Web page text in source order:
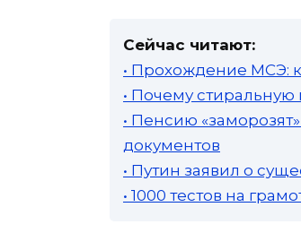
Сейчас читают:
• Прохождение МСЭ:
• Почему стиральную
• Пенсию
документов
• Путин заявил о
• 1000 тестов на